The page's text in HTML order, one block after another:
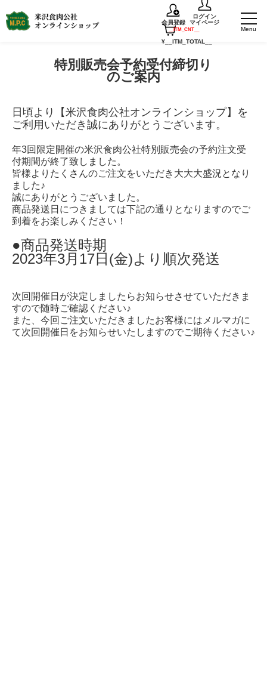
会員登録
ログイン
マイページ
__ITM_CNT__
¥__ITM_TOTAL__
TOP お知らせ 特別販売会予約受付締切りのご案内
特別販売会予約受付締切り
のご案内
日頃より【米沢食肉公社オンラインショップ】を
ご利用いただき誠にありがとうございます。
年3回限定開催の米沢食肉公社特別販売会の予約注文受
付期間が終了致しました。
皆様よりたくさんのご注文をいただき大大大盛況となり
ました♪
誠にありがとうございました。
商品発送日につきましては下記の通りとなりますのでご
到着をお楽しみください！
●商品発送時期
2023年3月17日(金)より順次発送
次回開催日が決定しましたらお知らせさせていただきま
すので随時ご確認ください♪
また、今回ご注文いただきましたお客様にはメルマガに
て次回開催日をお知らせいたしますのでご期待ください♪